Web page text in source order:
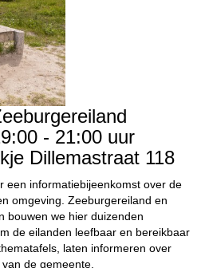
- 21:00 uur
Dillemastraat 118
een informatiebijeenkomst over de
omgeving. Zeeburgereiland en
bouwen we hier duizenden
de eilanden leefbaar en bereikbaar
laten informeren over
de gemeente.